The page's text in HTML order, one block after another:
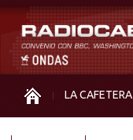
LA CAFETERA